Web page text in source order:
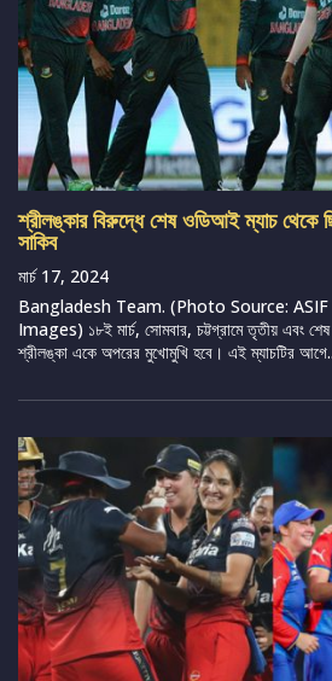
শ্রীলঙ্কার বিরুদ্ধে শেষ ওডিআই ম্যাচ থেকে
সাকিব
মার্চ 17, 2024
Bangladesh Team. (Photo Source:
Images) ১৮ই মার্চ, সোমবার, চট্টগ্রামে তৃতীয় এবং
শ্রীলঙ্কা একে অপরের মুখোমুখি হবে। এই ম্যাচটির